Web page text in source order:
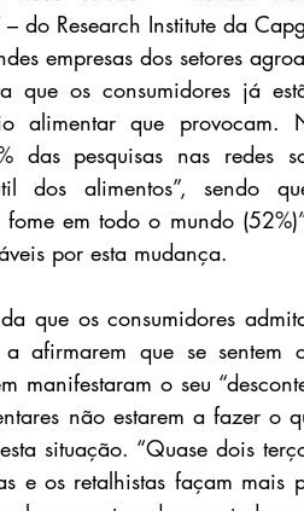
– do Research Institute da
empresas dos setores
que os consumidores já
alimentar que provocam.
das pesquisas nas redes
dos alimentos”, sendo
em todo o mundo
por esta mudança.
que os consumidores
afirmarem que se sentem
manifestaram o seu
não estarem a fazer o
situação. “Quase dois
e os retalhistas façam